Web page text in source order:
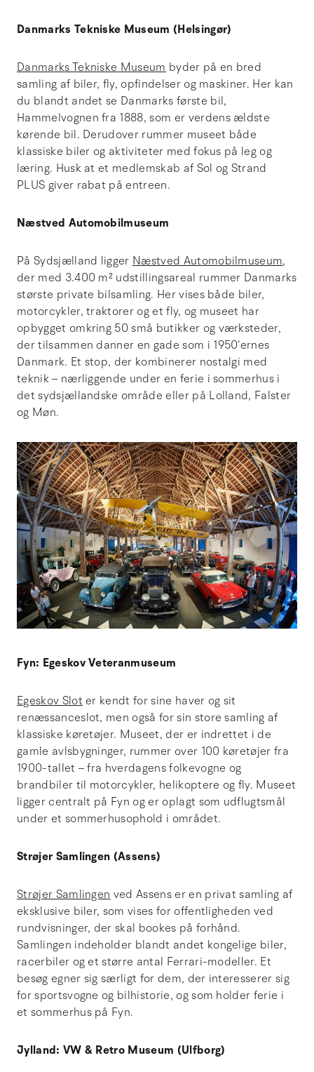
Danmarks Tekniske Museum (Helsingør)
Danmarks Tekniske Museum byder på en bred
samling af biler, fly, opfindelser og maskiner. Her kan
du blandt andet se Danmarks første bil,
Hammelvognen fra 1888, som er verdens ældste
kørende bil. Derudover rummer museet både
klassiske biler og aktiviteter med fokus på leg og
læring. Husk at et medlemskab af Sol og Strand
PLUS giver rabat på entreen.
Næstved Automobilmuseum
På Sydsjælland ligger Næstved Automobilmuseum,
der med 3.400 m² udstillingsareal rummer Danmarks
største private bilsamling. Her vises både biler,
motorcykler, traktorer og et fly, og museet har
opbygget omkring 50 små butikker og værksteder,
der tilsammen danner en gade som i 1950’ernes
Danmark. Et stop, der kombinerer nostalgi med
teknik – nærliggende under en ferie i sommerhus i
det sydsjællandske område eller på Lolland, Falster
og Møn.
Fyn: Egeskov Veteranmuseum
Egeskov Slot er kendt for sine haver og sit
renæssanceslot, men også for sin store samling af
klassiske køretøjer. Museet, der er indrettet i de
gamle avlsbygninger, rummer over 100 køretøjer fra
1900-tallet – fra hverdagens folkevogne og
brandbiler til motorcykler, helikoptere og fly. Museet
ligger centralt på Fyn og er oplagt som udflugtsmål
under et sommerhusophold i området.
Strøjer Samlingen (Assens)
Strøjer Samlingen ved Assens er en privat samling af
eksklusive biler, som vises for offentligheden ved
rundvisninger, der skal bookes på forhånd.
Samlingen indeholder blandt andet kongelige biler,
racerbiler og et større antal Ferrari-modeller. Et
besøg egner sig særligt for dem, der interesserer sig
for sportsvogne og bilhistorie, og som holder ferie i
et sommerhus på Fyn.
Jylland: VW & Retro Museum (Ulfborg)